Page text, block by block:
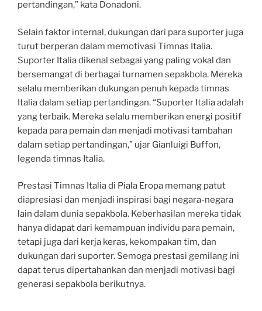
pertandingan,” kata Donadoni.
Selain faktor internal, dukungan dari para suporter juga
turut berperan dalam memotivasi Timnas Italia.
Suporter Italia dikenal sebagai yang paling vokal dan
bersemangat di berbagai turnamen sepakbola. Mereka
selalu memberikan dukungan penuh kepada timnas
Italia dalam setiap pertandingan. “Suporter Italia adalah
yang terbaik. Mereka selalu memberikan energi positif
kepada para pemain dan menjadi motivasi tambahan
dalam setiap pertandingan,” ujar Gianluigi Buffon,
legenda timnas Italia.
Prestasi Timnas Italia di Piala Eropa memang patut
diapresiasi dan menjadi inspirasi bagi negara-negara
lain dalam dunia sepakbola. Keberhasilan mereka tidak
hanya didapat dari kemampuan individu para pemain,
tetapi juga dari kerja keras, kekompakan tim, dan
dukungan dari suporter. Semoga prestasi gemilang ini
dapat terus dipertahankan dan menjadi motivasi bagi
generasi sepakbola berikutnya.